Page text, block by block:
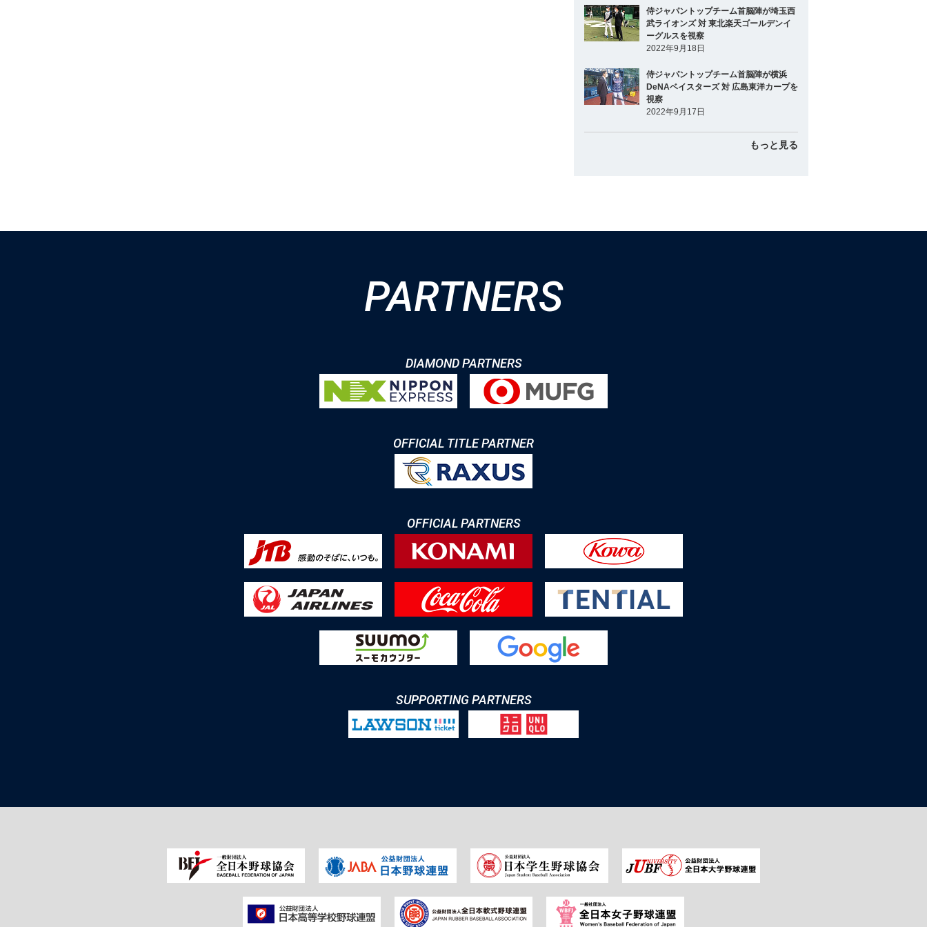
侍ジャパントップチーム首脳陣が埼玉西
武ライオンズ 対 東北楽天ゴールデンイ
ーグルスを視察
2022年9月18日
侍ジャパントップチーム首脳陣が横浜
DeNAベイスターズ 対 広島東洋カープを
視察
2022年9月17日
もっと見る
PARTNERS
DIAMOND PARTNERS
OFFICIAL TITLE PARTNER
OFFICIAL PARTNERS
SUPPORTING PARTNERS